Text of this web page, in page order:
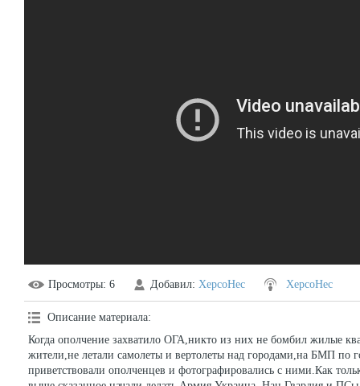
Просмотры: 6 Добавил: XepcoHec XepcoHec
Описание материала:
Когда ополчение захватило ОГА,никто из них не бомбил жилые
жители,не летали самолеты и вертолеты над городами,на БМП по
приветствовали ополченцев и фотографировались с ними.Как